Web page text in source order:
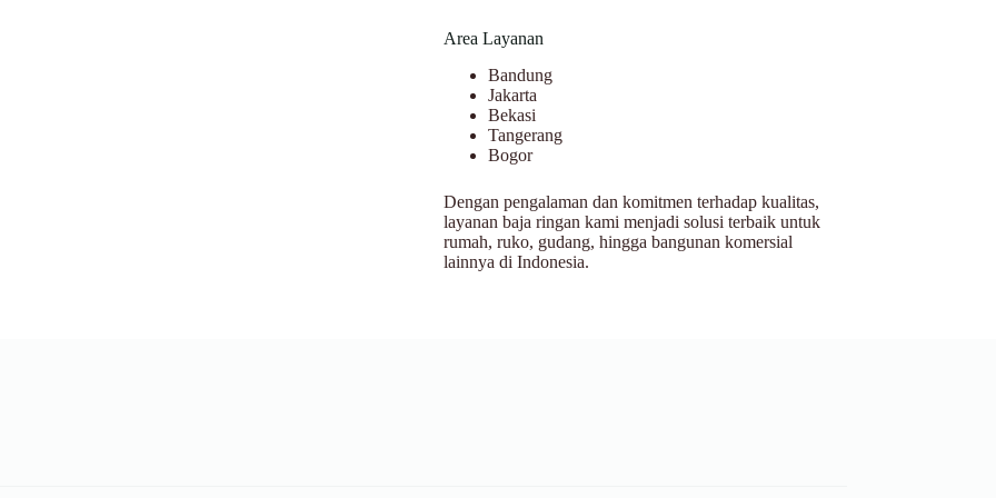
Area Layanan
Bandung
Jakarta
Bekasi
Tangerang
Bogor
Dengan pengalaman dan komitmen terhadap kualitas,
layanan baja ringan kami menjadi solusi terbaik untuk
rumah, ruko, gudang, hingga bangunan komersial
lainnya di Indonesia.